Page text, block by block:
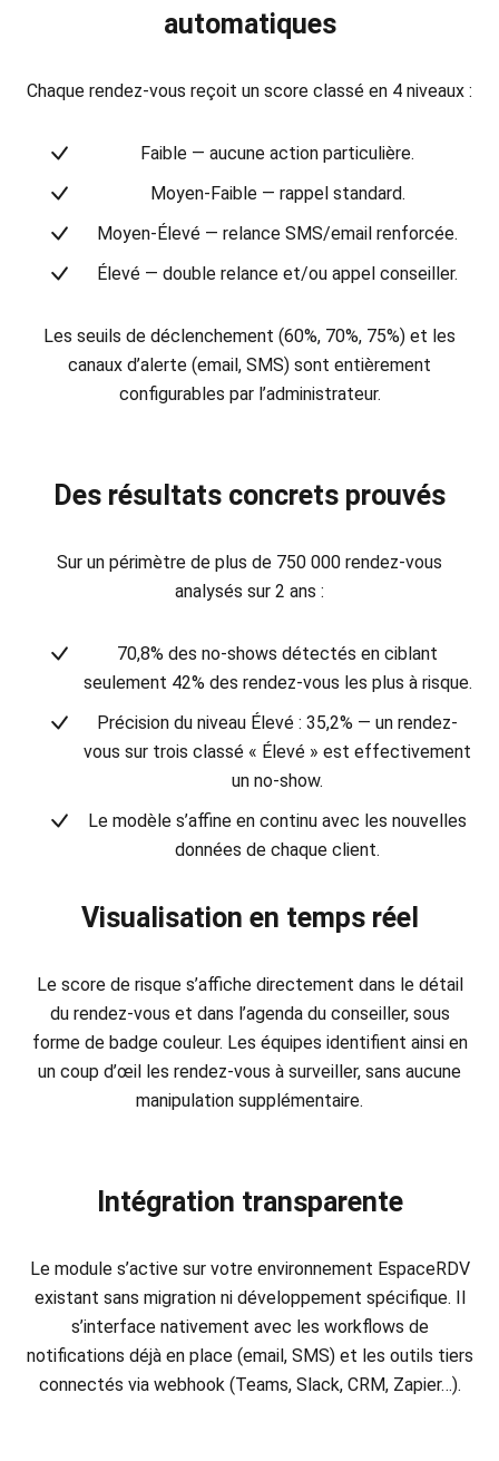
automatiques
Chaque rendez-vous reçoit un score classé en 4 niveaux :
Faible — aucune action particulière.
Moyen-Faible— rappel standard.
Moyen-Élevé — relance SMS/email renforcée.
Élevé — double relance et/ou appel conseiller.
Les seuils de déclenchement (60%, 70%, 75%) et les
canaux d’alerte (email, SMS) sont entièrement
configurables par l’administrateur.
Des résultats concrets prouvés
Sur un périmètre de plus de 750 000 rendez-vous
analysés sur 2 ans :
70,8% des no-shows détectés en ciblant
seulement 42% des rendez-vous les plus à risque.
Précision du niveau Élevé : 35,2% — un rendez-
vous sur trois classé « Élevé » est effectivement
un no-show.
Le modèle s’affine en continu avec les nouvelles
données de chaque client.
Visualisation en temps réel
Le score de risque s’affiche directement dans le détail
du rendez-vous et dans l’agenda du conseiller, sous
forme de badge couleur. Les équipes identifient ainsi en
un coup d’œil les rendez-vous à surveiller, sans aucune
manipulation supplémentaire.
Intégration transparente
Le module s’active sur votre environnement EspaceRDV
existant sans migration ni développement spécifique. Il
s’interface nativement avec les workflows de
notifications déjà en place (email, SMS) et les outils tiers
connectés via webhook (Teams, Slack, CRM, Zapier…).